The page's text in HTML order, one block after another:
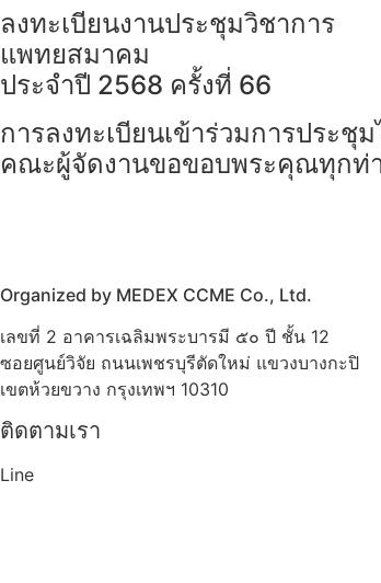
Skip
to
content
ลงทะเบียนงานประชุมวิชาการ
แพทยสมาคม
ประจำปี 2568 ครั้งที่ 66
การลงทะเบียนเข้าร่วมการประชุ
คณะผู้จัดงานขอขอบพระคุณทุกท่า
Organized by MEDEX CCME Co., Ltd.
เลขที่ 2 อาคารเฉลิมพระบารมี ๕๐ ปี ชั้น 12
ซอยศูนย์วิจัย ถนนเพชรบุรีตัดใหม่ แขวงบางกะปิ
เขตห้วยขวาง กรุงเทพฯ 10310
ติดตามเรา
Line